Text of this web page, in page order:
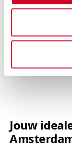
Diesel
1080 kg
Jouw